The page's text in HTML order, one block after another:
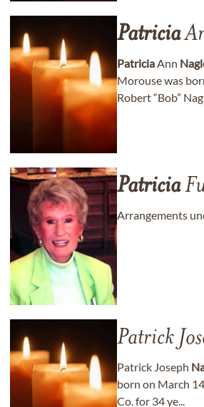
Patricia
PatriciaAnn
Morouse was
Robert “Bob”
Patricia
Arrangements
Patrick
Patrick Joseph
born on March
Co. for 34 ye...